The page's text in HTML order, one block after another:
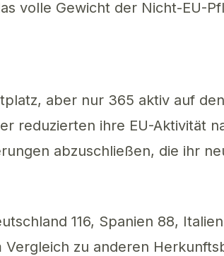
volle Gewicht der Nicht-EU-
aber nur 365 aktiv auf
reduzierten ihre EU-Aktivität
abzuschließen, die ihr
116, Spanien 88, Italien
zu anderen